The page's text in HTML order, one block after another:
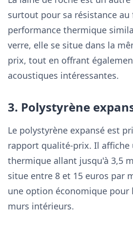
surtout pour sa résistance au
performance thermique
verre, elle se situe dans la
prix, tout en offrant
acoustiques intéressantes.
3. Polystyrène
Le polystyrène expansé est
rapport qualité-prix. Il affiche
thermique allant jusqu'à 3,5
situe entre 8 et 15 euros par
une option économique pour
murs intérieurs.